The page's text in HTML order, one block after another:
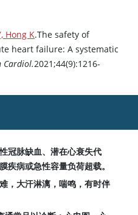
Hong K.The safety of
heart failure: A systematic
Cardiol.2021;44(9):1216-
冠脉缺血、潜在心衰失代
疾病或急性容量负荷超载。
，大汗淋漓，喘鸣，有时伴